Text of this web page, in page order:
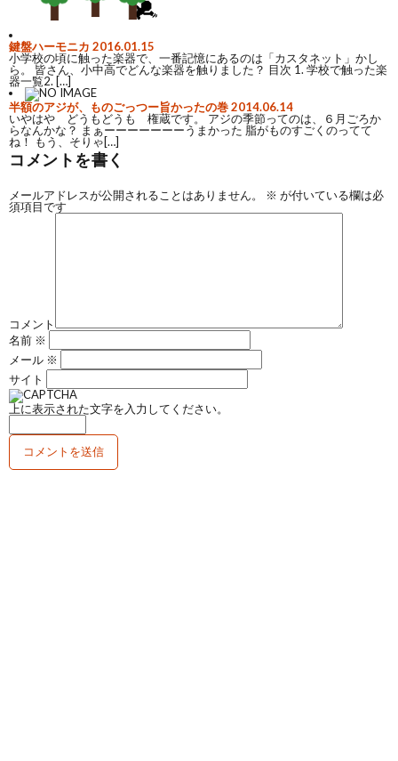
鍵盤ハーモニカ 2016.01.15
小学校の頃に触った楽器で、一番記憶にあるのは「カスタネット」かし
ら。 皆さん、小中高でどんな楽器を触りました？ 目次 1. 学校で触った楽
器一覧2. […]
半額のアジが、ものごっつー旨かったの巻2014.06.14
いやはや どうもどうも 権蔵です。 アジの季節ってのは、６月ごろか
らなんかな？ まぁーーーーーーーうまかった 脂がものすごくのってて
ね！ もう、そりゃ[…]
コメントを書く
メールアドレスが公開されることはありません。 ※ が付いている欄は必
須項目です
コメント
名前 ※
メール ※
サイト
上に表示された文字を入力してください。